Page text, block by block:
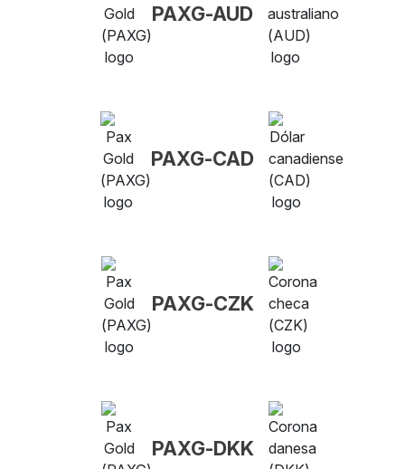
PAXG-AUD
PAXG-CAD
PAXG-CZK
PAXG-DKK